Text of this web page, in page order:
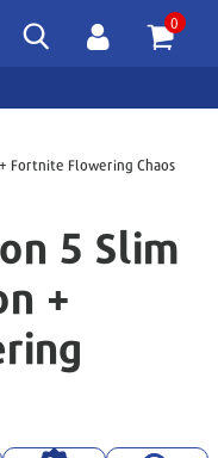
0
Fortnite Flowering Chaos
5 Slim
+